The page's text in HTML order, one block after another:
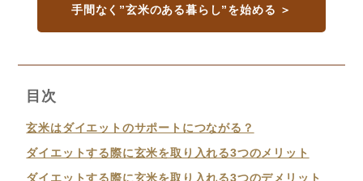
手間なく”玄米のある暮らし”を始める ＞
目次
玄米はダイエットのサポートにつながる？
ダイエットする際に玄米を取り入れる3つのメリット
ダイエットする際に玄米を取り入れる3つのデメリット